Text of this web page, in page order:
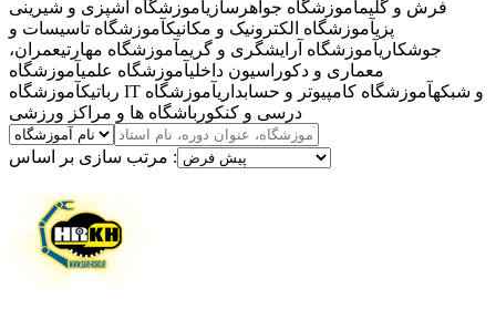
فرش و گلیمآموزشگاه جواهرسازیآموزشگاه آشپزی و شیرینی
پزیآموزشگاه الکترونیک و مکانیکآموزشگاه تاسیسات و
جوشکاریآموزشگاه آرایشگری و گریمآموزشگاه مهارتیعمران،
معماری و دکوراسیون داخلیآموزشگاه علمیآموزشگاه
رباتیک
آموزشگاه IT و شبکهآموزشگاه کامپیوتر و حسابداریآموزشگاه
درسی و کنکور باشگاه ها و مراکز ورزشی
مرتب سازی بر اساس :